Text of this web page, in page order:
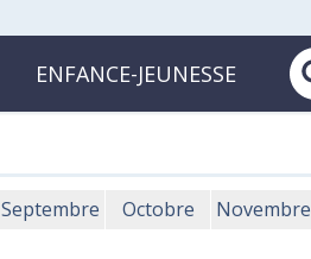
ENFANCE-JEUNESSE
Septembre Octobre Novembre